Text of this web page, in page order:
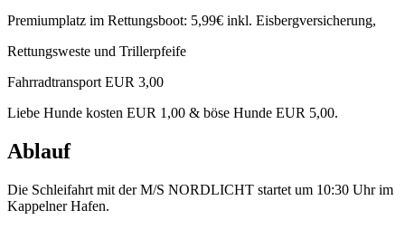
Premiumplatz im Rettungsboot: 5,99€ inkl. Eisbergversicherung,
Rettungsweste und Trillerpfeife
Fahrradtransport EUR 3,00
Liebe Hunde kosten EUR 1,00 & böse Hunde EUR 5,00.
Ablauf
Die Schleifahrt mit der M/S NORDLICHT startet um 10:30 Uhr im
Kappelner Hafen.